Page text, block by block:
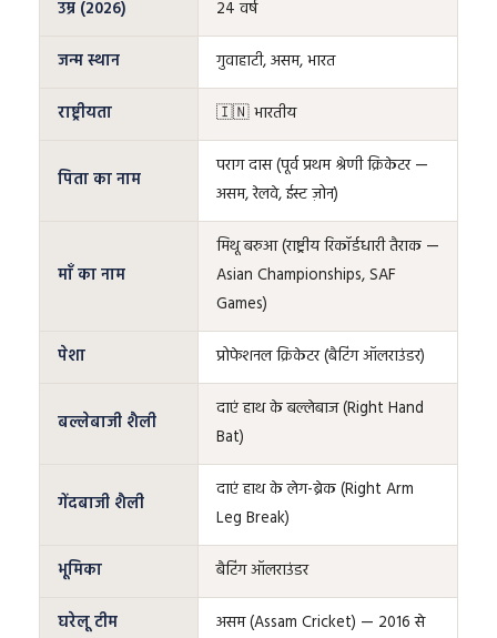
उम्र (2026) 24 वर्ष
जन्म स्थान गुवाहाटी, असम, भारत
राष्ट्रीयता 🇮🇳 भारतीय
पिता का नाम
पराग दास (पूर्व प्रथम श्रेणी क्रिकेटर —
असम, रेलवे, ईस्ट ज़ोन)
माँ का नाम
मिथू बरुआ (राष्ट्रीय रिकॉर्डधारी तैराक —
Asian Championships, SAF
Games)
पेशा प्रोफेशनल क्रिकेटर (बैटिंग ऑलराउंडर)
बल्लेबाजी शैली
दाएं हाथ के बल्लेबाज (Right Hand
Bat)
गेंदबाजी शैली
दाएं हाथ के लेग-ब्रेक (Right Arm
Leg Break)
भूमिका बैटिंग ऑलराउंडर
घरेलू टीम असम (Assam Cricket) — 2016 से